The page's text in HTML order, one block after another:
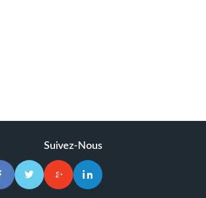
Suivez-Nous